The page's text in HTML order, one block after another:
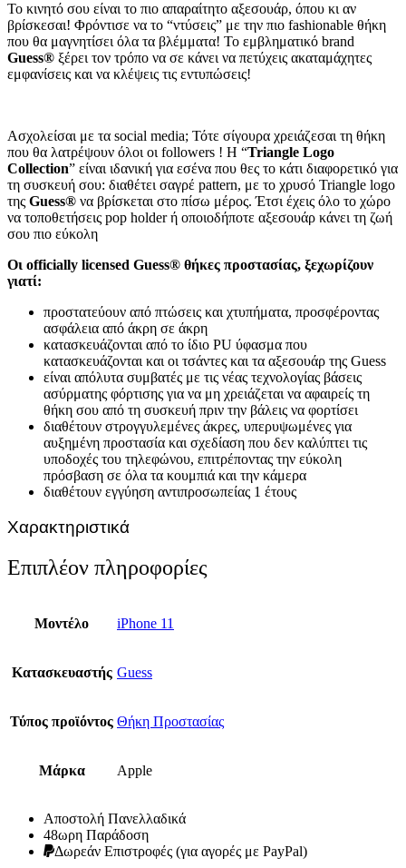
Το κινητό σου είναι το πιο απαραίτητο αξεσουάρ, όπου κι αν
βρίσκεσαι! Φρόντισε να το “ντύσεις” με την πιο fashionable θήκη
που θα μαγνητίσει όλα τα βλέμματα! Το εμβληματικό brand
Guess® ξέρει τον τρόπο να σε κάνει να πετύχεις ακαταμάχητες
εμφανίσεις και να κλέψεις τις εντυπώσεις!
Ασχολείσαι με τα social media; Τότε σίγουρα χρειάζεσαι τη θήκη
που θα λατρέψουν όλοι οι followers ! Η “Triangle Logo
Collection” είναι ιδανική για εσένα που θες το κάτι διαφορετικό για
τη συσκευή σου: διαθέτει σαγρέ pattern, με το χρυσό Triangle logo
της Guess® να βρίσκεται στο πίσω μέρος. Έτσι έχεις όλο το χώρο
να τοποθετήσεις pop holder ή οποιοδήποτε αξεσουάρ κάνει τη ζωή
σου πιο εύκολη
Οι officially licensed Guess® θήκες προστασίας, ξεχωρίζουν
γιατί:
προστατεύουν από πτώσεις και χτυπήματα, προσφέροντας
ασφάλεια από άκρη σε άκρη
κατασκευάζονται από το ίδιο PU ύφασμα που
κατασκευάζονται και οι τσάντες και τα αξεσουάρ της Guess
είναι απόλυτα συμβατές με τις νέας τεχνολογίας βάσεις
ασύρματης φόρτισης για να μη χρειάζεται να αφαιρείς τη
θήκη σου από τη συσκευή πριν την βάλεις να φορτίσει
διαθέτουν στρογγυλεμένες άκρες, υπερυψωμένες για
αυξημένη προστασία και σχεδίαση που δεν καλύπτει τις
υποδοχές του τηλεφώνου, επιτρέποντας την εύκολη
πρόσβαση σε όλα τα κουμπιά και την κάμερα
διαθέτουν εγγύηση αντιπροσωπείας 1 έτους
Χαρακτηριστικά
Επιπλέον πληροφορίες
Μοντέλο iPhone 11
Κατασκευαστής Guess
Τύπος προϊόντος Θήκη Προστασίας
Μάρκα Apple
Αποστολή Πανελλαδικά
48ωρη Παράδοση
Δωρεάν Eπιστροφές (για αγορές με PayPal)